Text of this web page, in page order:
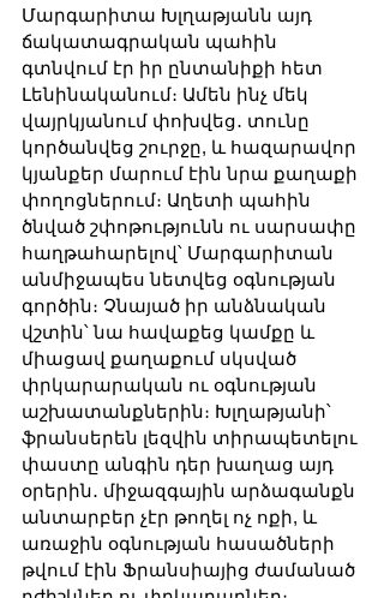
Մարգարիտա Խլղաթյանն այդ
ճակատագրական պահին
գտնվում էր իր ընտանիքի հետ
Լենինականում։ Ամեն ինչ մեկ
վայրկյանում փոխվեց․ տունը
կործանվեց շուրջը, և հազարավոր
կյանքեր մարում էին նրա քաղաքի
փողոցներում։ Աղետի պահին
ծնված շփոթությունն ու սարսափը
հաղթահարելով՝ Մարգարիտան
անմիջապես նետվեց օգնության
գործին։ Չնայած իր անձնական
վշտին՝ նա հավաքեց կամքը և
միացավ քաղաքում սկսված
փրկարարական ու օգնության
աշխատանքներին։ Խլղաթյանի՝
ֆրանսերեն լեզվին տիրապետելու
փաստը անգին դեր խաղաց այդ
օրերին․ միջազգային արձագանքն
անտարբեր չէր թողել ոչ ոքի, և
առաջին օգնության հասածների
թվում էին Ֆրանսիայից ժամանած